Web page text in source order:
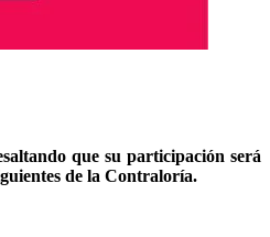
que su participación será
de la Contraloría.